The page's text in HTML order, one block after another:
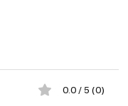
0.0 / 5 (0)